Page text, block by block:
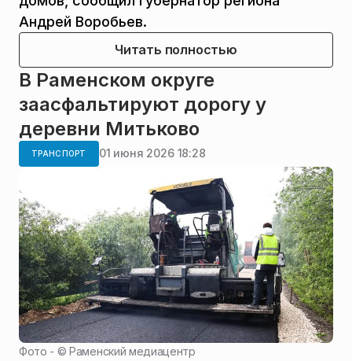
Андрей Воробьев.
Читать полностью
В Раменском округе
заасфальтируют дорогу у
деревни Митьково
ТРАНСПОРТ 01 июня 2026 18:28
Фото - ©Раменский медиацентр